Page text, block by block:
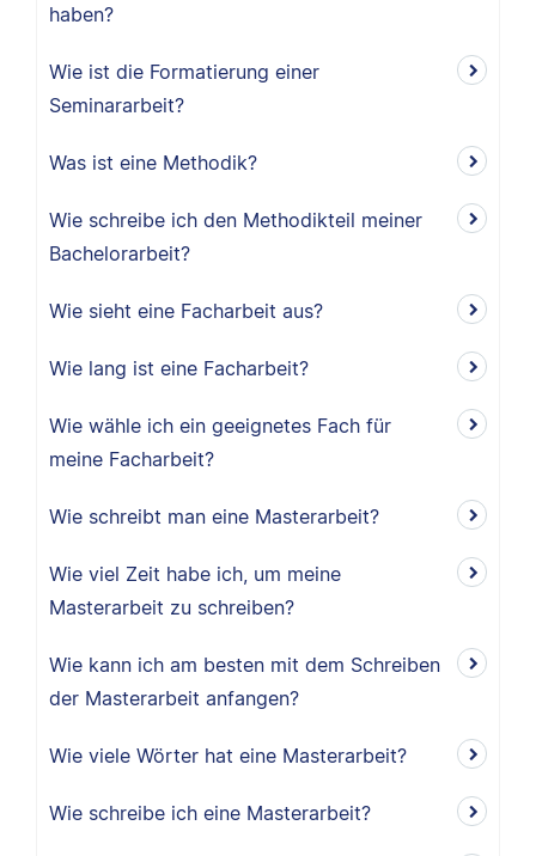
haben?
Wie ist die Formatierung einer
Seminararbeit?
Was ist eine Methodik?
Wie schreibe ich den Methodikteil meiner
Bachelorarbeit?
Wie sieht eine Facharbeit aus?
Wie lang ist eine Facharbeit?
Wie wähle ich ein geeignetes Fach für
meine Facharbeit?
Wie schreibt man eine Masterarbeit?
Wie viel Zeit habe ich, um meine
Masterarbeit zu schreiben?
Wie kann ich am besten mit dem Schreiben
der Masterarbeit anfangen?
Wie viele Wörter hat eine Masterarbeit?
Wie schreibe ich eine Masterarbeit?